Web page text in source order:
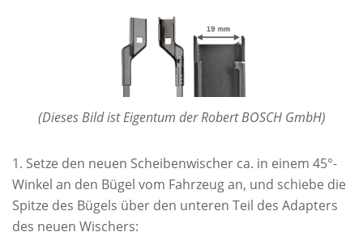
(Dieses Bild ist Eigentum der Robert BOSCH GmbH)
Setze den neuen Scheibenwischer ca. in einem 45°-
Winkel an den Bügel vom Fahrzeug an, und schiebe die
Spitze des Bügels über den unteren Teil des Adapters
des neuen Wischers: